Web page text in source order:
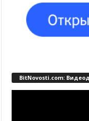
BitNovosti.com: